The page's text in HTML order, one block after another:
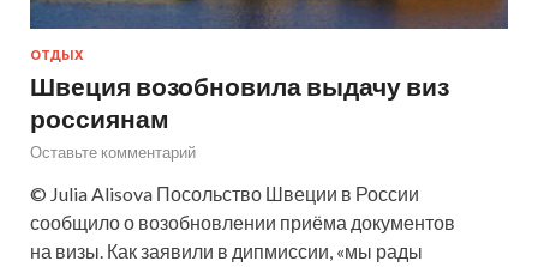
ОТДЫХ
Швеция возобновила выдачу виз
россиянам
Оставьте комментарий
© Julia Alisova Посольство Швеции в России
сообщило о возобновлении приёма документов
на визы. Как заявили в дипмиссии, «мы рады